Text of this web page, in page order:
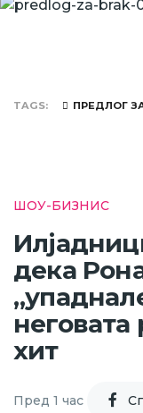
TAGS ПРЕДЛОГ
ШОУ-БИЗНИС
дека
неговата
хит
Пред 1 час